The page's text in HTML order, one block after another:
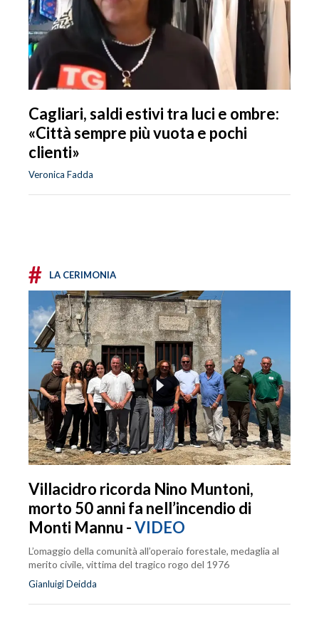
Cagliari, saldi estivi tra luci e ombre:
«Città sempre più vuota e pochi
clienti»
Veronica Fadda
# LA CERIMONIA
Villacidro ricorda Nino Muntoni,
morto 50 anni fa nell’incendio di
Monti Mannu -VIDEO
L’omaggio della comunità all’operaio forestale, medaglia al
merito civile, vittima del tragico rogo del 1976
Gianluigi Deidda